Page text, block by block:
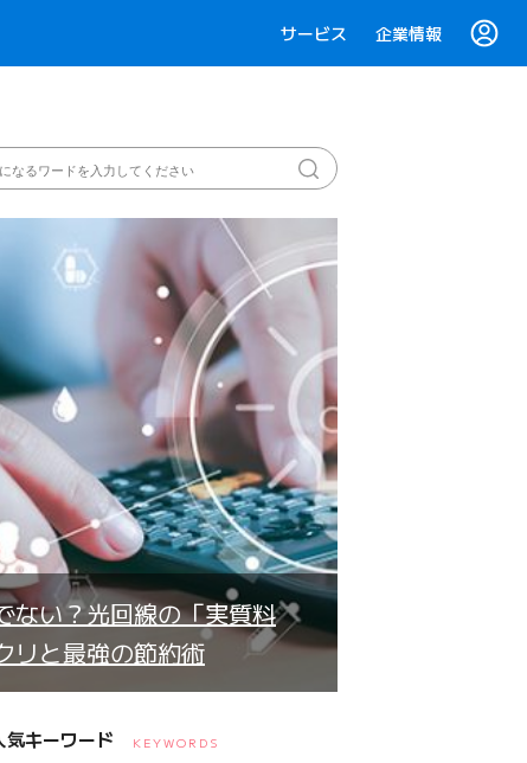
サービス 企業情報
ない？光回線の「実質料
リと最強の節約術
気キーワード KEYWORDS